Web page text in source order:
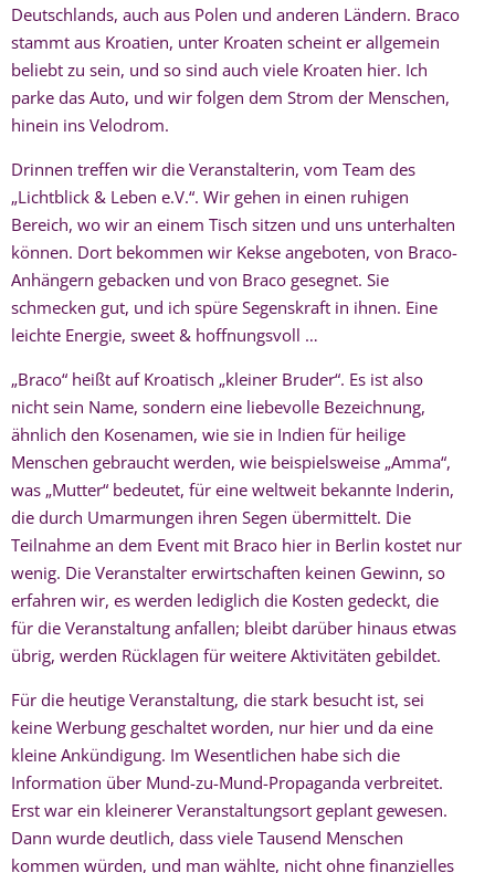
Deutschlands, auch aus Polen und anderen Ländern. Braco
stammt aus Kroatien, unter Kroaten scheint er allgemein
beliebt zu sein, und so sind auch viele Kroaten hier. Ich
parke das Auto, und wir folgen dem Strom der Menschen,
hinein ins Velodrom.
Drinnen treffen wir die Veranstalterin, vom Team des
„Lichtblick & Leben e.V.“. Wir gehen in einen ruhigen
Bereich, wo wir an einem Tisch sitzen und uns unterhalten
können. Dort bekommen wir Kekse angeboten, von Braco-
Anhängern gebacken und von Braco gesegnet. Sie
schmecken gut, und ich spüre Segenskraft in ihnen. Eine
leichte Energie, sweet & hoffnungsvoll …
„Braco“ heißt auf Kroatisch „kleiner Bruder“. Es ist also
nicht sein Name, sondern eine liebevolle Bezeichnung,
ähnlich den Kosenamen, wie sie in Indien für heilige
Menschen gebraucht werden, wie beispielsweise „Amma“,
was „Mutter“ bedeutet, für eine weltweit bekannte Inderin,
die durch Umarmungen ihren Segen übermittelt. Die
Teilnahme an dem Event mit Braco hier in Berlin kostet nur
wenig. Die Veranstalter erwirtschaften keinen Gewinn, so
erfahren wir, es werden lediglich die Kosten gedeckt, die
für die Veranstaltung anfallen; bleibt darüber hinaus etwas
übrig, werden Rücklagen für weitere Aktivitäten gebildet.
Für die heutige Veranstaltung, die stark besucht ist, sei
keine Werbung geschaltet worden, nur hier und da eine
kleine Ankündigung. Im Wesentlichen habe sich die
Information über Mund-zu-Mund-Propaganda verbreitet.
Erst war ein kleinerer Veranstaltungsort geplant gewesen.
Dann wurde deutlich, dass viele Tausend Menschen
kommen würden, und man wählte, nicht ohne finanzielles